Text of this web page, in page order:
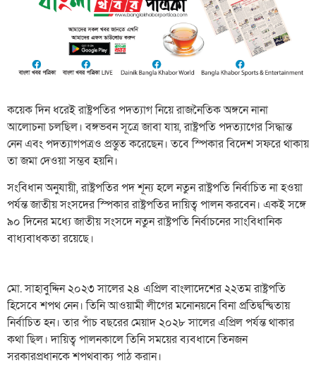
কয়েক দিন ধরেই রাষ্ট্রপতির পদত্যাগ নিয়ে রাজনৈতিক অঙ্গনে নানা
আলোচনা চলছিল। বঙ্গভবন সূত্রে জাবা যায়, রাষ্ট্রপতি পদত্যাগের সিদ্ধান্ত
নেন এবং পদত্যাগপত্রও প্রস্তুত করেছেন। তবে স্পিকার বিদেশ সফরে থাকায়
তা জমা দেওয়া সম্ভব হয়নি।
সংবিধান অনুযায়ী, রাষ্ট্রপতির পদ শূন্য হলে নতুন রাষ্ট্রপতি নির্বাচিত না হওয়া
পর্যন্ত জাতীয় সংসদের স্পিকার রাষ্ট্রপতির দায়িত্ব পালন করবেন। একই সঙ্গে
৯০ দিনের মধ্যে জাতীয় সংসদে নতুন রাষ্ট্রপতি নির্বাচনের সাংবিধানিক
বাধ্যবাধকতা রয়েছে।
মো. সাহাবুদ্দিন ২০২৩ সালের ২৪ এপ্রিল বাংলাদেশের ২২তম রাষ্ট্রপতি
হিসেবে শপথ নেন। তিনি আওয়ামী লীগের মনোনয়নে বিনা প্রতিদ্বন্দ্বিতায়
নির্বাচিত হন। তার পাঁচ বছরের মেয়াদ ২০২৮ সালের এপ্রিল পর্যন্ত থাকার
কথা ছিল। দায়িত্ব পালনকালে তিনি সময়ের ব্যবধানে তিনজন
সরকারপ্রধানকে শপথবাক্য পাঠ করান।